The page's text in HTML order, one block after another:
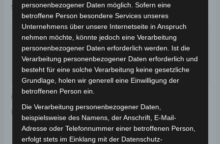
Schlagwort:Bedienelemente
Garantiert sicherer Checkout
inkl. 19 % MwSt.
Lieferzeit:Versandfertig innerhalb 24 Stunden*
personenbezogener Daten möglich. Sofern eine
betroffene Person besondere Services unseres
Unternehmens über unsere Internetseite in Anspruch
nehmen möchte, könnte jedoch eine Verarbeitung
personenbezogener Daten erforderlich werden. Ist die
Verarbeitung personenbezogener Daten erforderlich und
besteht für eine solche Verarbeitung keine gesetzliche
Grundlage, holen wir generell eine Einwilligung der
betroffenen Person ein.
Die Verarbeitung personenbezogener Daten,
beispielsweise des Namens, der Anschrift, E-Mail-
Adresse oder Telefonnummer einer betroffenen Person,
erfolgt stets im Einklang mit der Datenschutz-